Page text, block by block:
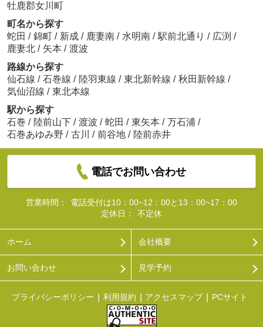
牡鹿郡女川町
町名から探す
蛇田 / 錦町 / 新成 / 鹿妻南 / 水明南 / 駅前北通り / 広渕 /
鹿妻北 / 矢本 / 渡波
路線から探す
仙石線 / 石巻線 / 陸羽東線 / 東北新幹線 / 秋田新幹線 /
気仙沼線 / 東北本線
駅から探す
石巻 / 陸前山下 / 渡波 / 蛇田 / 東矢本 / 万石浦 /
石巻あゆみ野 / 古川 / 前谷地 / 陸前赤井
電話でお問い合わせ
営業時間：
電話受付は10：00~12：00と13：00~17：00
定休日：
不定休
ホーム 会社概要
お問い合わせ 見学予約
プライバシーポリシー 利用規約 アクセスマップ PCサイト